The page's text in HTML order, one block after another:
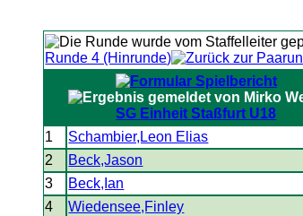
Runde 4 (Hinrunde)
SG Einheit Staßfurt U18
1 Schambier,Leon Elias
2
Beck,Jason
3
Beck,Ian
4
Wiedensee,Finley